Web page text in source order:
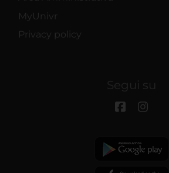
MyUnivr
Privacy policy
Segui su